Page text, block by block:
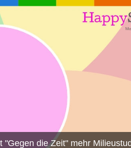
"Gegen die Zeit" mehr